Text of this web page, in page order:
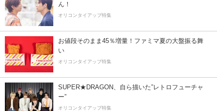
ん！
オリコンタイアップ特集
お値段そのまま45％増量！ファミマ夏の大盤振る舞
い
オリコンタイアップ特集
SUPER★DRAGON、自ら描いた”レトロフューチャ
ー”
オリコンタイアップ特集